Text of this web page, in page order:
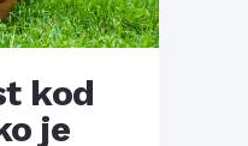
kod
je